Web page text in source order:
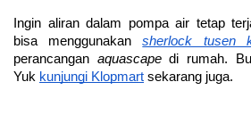
Ingin aliran dalam pompa air tetap
bisa menggunakan sherlock tusen
perancangan aquascape di rumah.
Yuk kunjungi Klopmart sekarang juga.